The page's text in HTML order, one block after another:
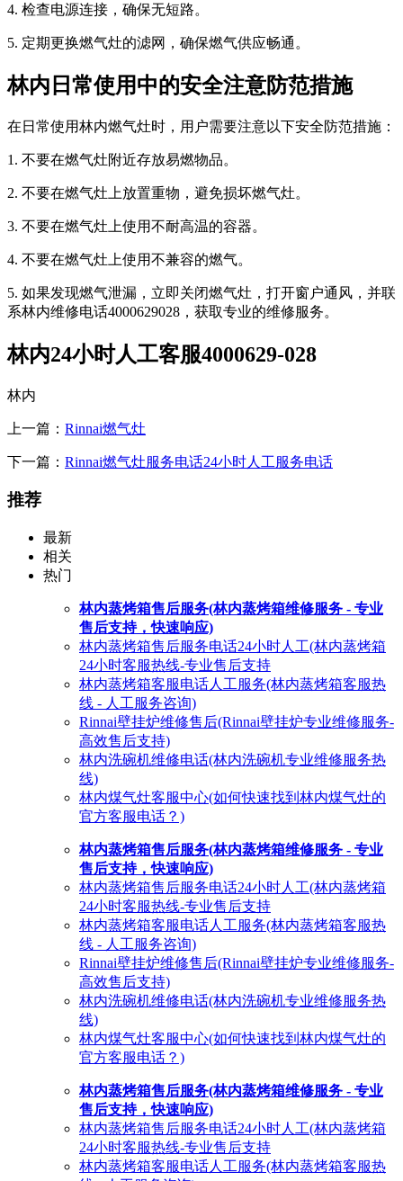
4. 检查电源连接，确保无短路。
5. 定期更换燃气灶的滤网，确保燃气供应畅通。
林内日常使用中的安全注意防范措施
在日常使用林内燃气灶时，用户需要注意以下安全防范措施：
1. 不要在燃气灶附近存放易燃物品。
2. 不要在燃气灶上放置重物，避免损坏燃气灶。
3. 不要在燃气灶上使用不耐高温的容器。
4. 不要在燃气灶上使用不兼容的燃气。
5. 如果发现燃气泄漏，立即关闭燃气灶，打开窗户通风，并联
系林内维修电话4000629028，获取专业的维修服务。
林内24小时人工客服4000629-028
林内
上一篇： Rinnai燃气灶
下一篇： Rinnai燃气灶服务电话24小时人工服务电话
推荐
最新
相关
热门
林内蒸烤箱售后服务(林内蒸烤箱维修服务 - 专业
售后支持，快速响应)
林内蒸烤箱售后服务电话24小时人工(林内蒸烤箱
24小时客服热线-专业售后支持
林内蒸烤箱客服电话人工服务(林内蒸烤箱客服热
线 - 人工服务咨询)
Rinnai壁挂炉维修售后(Rinnai壁挂炉专业维修服务-
高效售后支持)
林内洗碗机维修电话(林内洗碗机专业维修服务热
线)
林内煤气灶客服中心(如何快速找到林内煤气灶的
官方客服电话？)
林内蒸烤箱售后服务(林内蒸烤箱维修服务 - 专业
售后支持，快速响应)
林内蒸烤箱售后服务电话24小时人工(林内蒸烤箱
24小时客服热线-专业售后支持
林内蒸烤箱客服电话人工服务(林内蒸烤箱客服热
线 - 人工服务咨询)
Rinnai壁挂炉维修售后(Rinnai壁挂炉专业维修服务-
高效售后支持)
林内洗碗机维修电话(林内洗碗机专业维修服务热
线)
林内煤气灶客服中心(如何快速找到林内煤气灶的
官方客服电话？)
林内蒸烤箱售后服务(林内蒸烤箱维修服务 - 专业
售后支持，快速响应)
林内蒸烤箱售后服务电话24小时人工(林内蒸烤箱
24小时客服热线-专业售后支持
林内蒸烤箱客服电话人工服务(林内蒸烤箱客服热